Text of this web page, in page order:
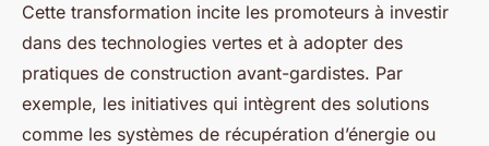
Cette transformation incite les promoteurs à investir
dans des technologies vertes et à adopter des
pratiques de construction avant-gardistes. Par
exemple, les initiatives qui intègrent des solutions
comme les systèmes de récupération d’énergie ou